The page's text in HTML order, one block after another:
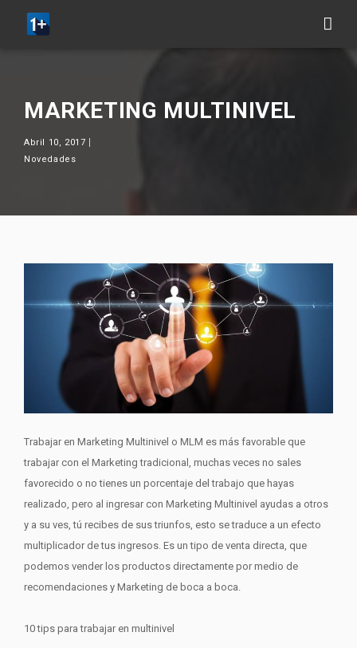
MARKETING MULTINIVEL
Abril 10, 2017
Novedades
Trabajar en Marketing Multinivel o MLM es más favorable que
trabajar con el Marketing tradicional, muchas veces no sales
favorecido o no tienes un porcentaje del trabajo que hayas
realizado, pero al ingresar con Marketing Multinivel ayudas a otros
y a su ves, tú recibes de sus triunfos, esto se traduce a un efecto
multiplicador de tus ingresos. Es un tipo de venta directa, que
podemos vender los productos directamente por medio de
recomendaciones y Marketing de boca a boca.
10 tips para trabajar en multinivel